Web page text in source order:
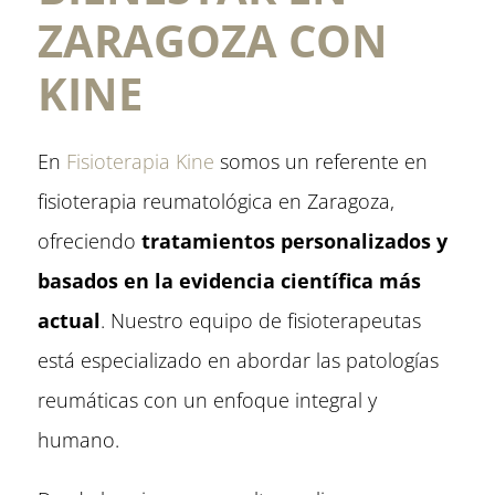
ZARAGOZA CON
KINE
En Fisioterapia Kine somos un referente en
fisioterapia reumatológica en Zaragoza,
ofreciendo tratamientos personalizados y
basados en la evidencia científica más
actual. Nuestro equipo de fisioterapeutas
está especializado en abordar las patologías
reumáticas con un enfoque integral y
humano.